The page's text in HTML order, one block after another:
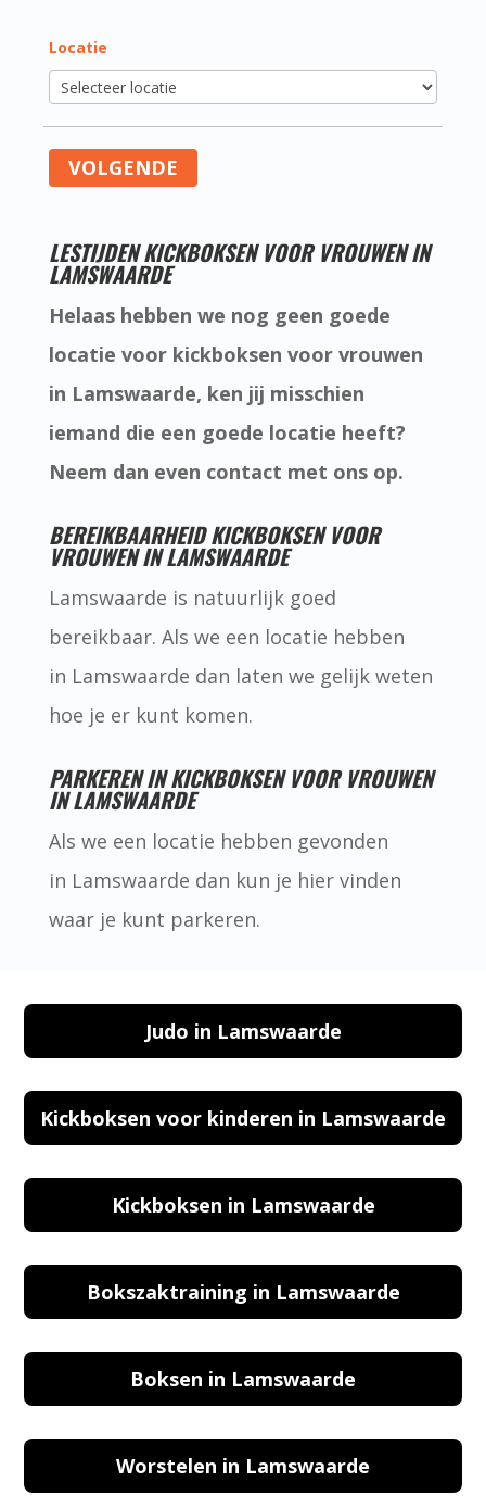
Locatie
VOLGENDE
LESTIJDEN KICKBOKSEN VOOR VROUWEN IN
LAMSWAARDE
Helaas hebben we nog geen goede
locatie voor kickboksen voor vrouwen
in Lamswaarde, ken jij misschien
iemand die een goede locatie heeft?
Neem dan even contact met ons op.
BEREIKBAARHEID KICKBOKSEN VOOR
VROUWEN IN LAMSWAARDE
Lamswaarde is natuurlijk goed
bereikbaar. Als we een locatie hebben
in Lamswaarde dan laten we gelijk weten
hoe je er kunt komen.
PARKEREN IN KICKBOKSEN VOOR VROUWEN
IN LAMSWAARDE
Als we een locatie hebben gevonden
in Lamswaarde dan kun je hier vinden
waar je kunt parkeren.
Judo in Lamswaarde
Kickboksen voor kinderen in Lamswaarde
Kickboksen in Lamswaarde
Bokszaktraining in Lamswaarde
Boksen in Lamswaarde
Worstelen in Lamswaarde